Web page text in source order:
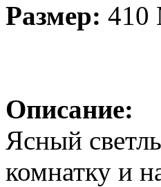
Размер: 410
Описание:
Ясный
комнатку и